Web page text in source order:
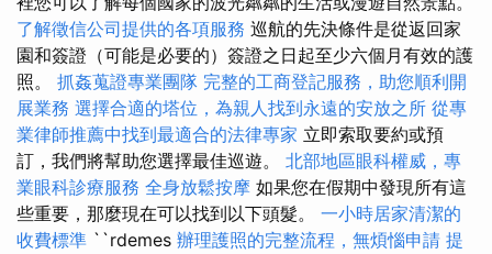
了解徵信公司提供的各項服務 巡航的先決條件是從返回家
園和簽證（可能是必要的）簽證之日起至少六個月有效的護
照。 抓姦蒐證專業團隊 完整的工商登記服務，助您順利開
展業務 選擇合適的塔位，為親人找到永遠的安放之所 從專
業律師推薦中找到最適合的法律專家 立即索取要約或預
訂，我們將幫助您選擇最佳巡遊。 北部地區眼科權威，專
業眼科診療服務 全身放鬆按摩 如果您在假期中發現所有這
些重要，那麼現在可以找到以下頭髮。 一小時居家清潔的
收費標準 ``rdemes 辦理護照的完整流程，無煩惱申請 提